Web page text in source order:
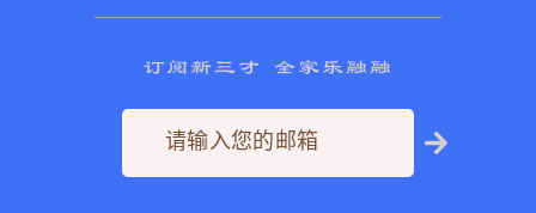
订阅新三才 全家乐融融